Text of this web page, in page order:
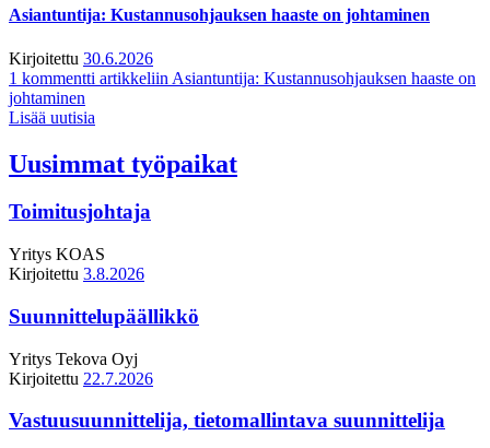
Asiantuntija: Kustannusohjauksen haaste on johtaminen
Kirjoitettu 30.6.2026
1 kommentti artikkeliin Asiantuntija: Kustannusohjauksen haaste on
johtaminen
Lisää uutisia
Uusimmat työpaikat
Toimitusjohtaja
Yritys KOAS
Kirjoitettu 3.8.2026
Suunnittelupäällikkö
Yritys Tekova Oyj
Kirjoitettu 22.7.2026
Vastuusuunnittelija, tietomallintava suunnittelija